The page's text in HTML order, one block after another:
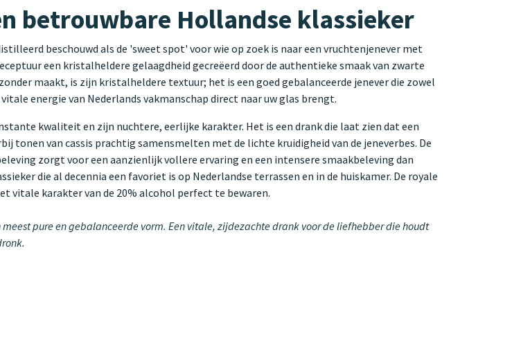
betrouwbare Hollandse klassieker
beschouwd als de 'sweet spot' voor wie op zoek is naar een vruchtenjenever met
een kristalheldere gelaagdheid gecreëerd door de authentieke smaak van zwarte
maakt, is zijn kristalheldere textuur; het is een goed gebalanceerde jenever die zowel
energie van Nederlands vakmanschap direct naar uw glas brengt.
kwaliteit en zijn nuchtere, eerlijke karakter. Het is een drank die laat zien dat een
tonen van cassis prachtig samensmelten met de lichte kruidigheid van de jeneverbes. De
zorgt voor een aanzienlijk vollere ervaring en een intensere smaakbeleving dan
die al decennia een favoriet is op Nederlandse terrassen en in de huiskamer. De royale
vitale karakter van de 20% alcohol perfect te bewaren.
pure en gebalanceerde vorm. Een vitale, zijdezachte drank voor de liefhebber die houdt